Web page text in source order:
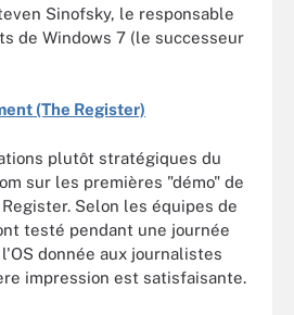
Sinofsky, le responsable
de Windows 7 (le successeur
(The Register)
plutôt stratégiques du
sur les premières "démo" de
Selon les équipes de
testé pendant une journée
donnée aux journalistes
impression est satisfaisante.